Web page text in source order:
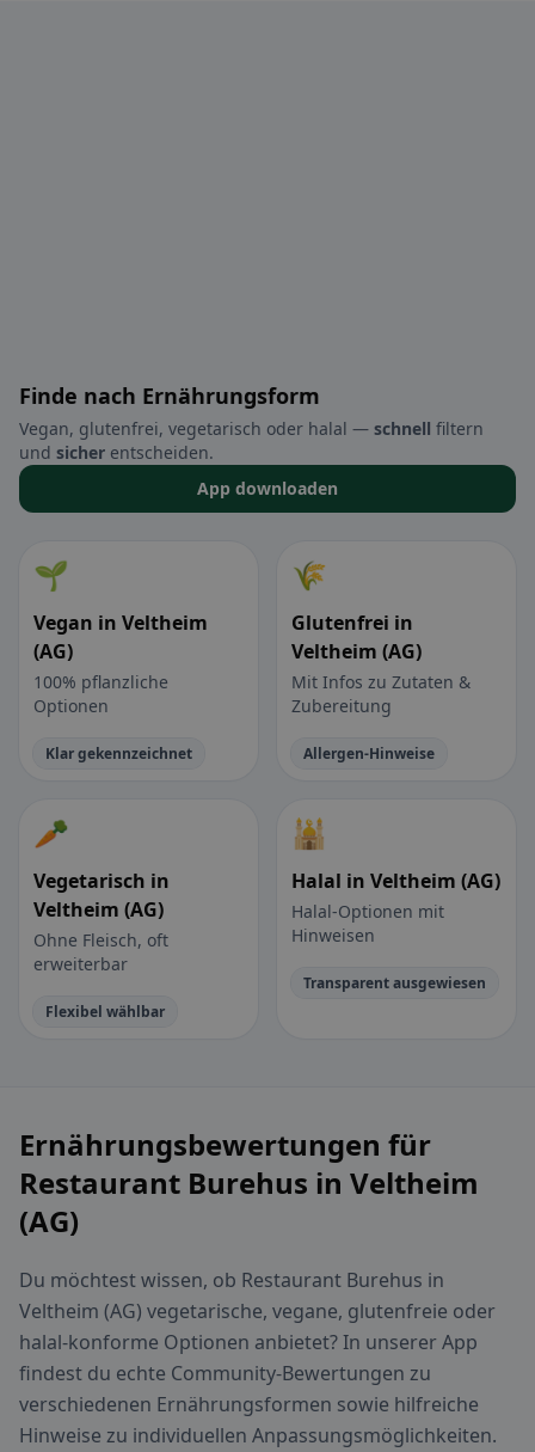
Finde nach Ernährungsform
Vegan, glutenfrei, vegetarisch oder halal — schnell filtern
und sicher entscheiden.
App downloaden
🌱
Vegan in Veltheim
(AG)
100% pflanzliche
Optionen
Klar gekennzeichnet
🌾
Glutenfrei in
Veltheim (AG)
Mit Infos zu Zutaten &
Zubereitung
Allergen-Hinweise
🥕
Vegetarisch in
Veltheim (AG)
Ohne Fleisch, oft
erweiterbar
Flexibel wählbar
🕌
Halal in Veltheim (AG)
Halal-Optionen mit
Hinweisen
Transparent ausgewiesen
Ernährungsbewertungen für
Restaurant Burehus in Veltheim
(AG)
Du möchtest wissen, ob Restaurant Burehus in
Veltheim (AG) vegetarische, vegane, glutenfreie oder
halal-konforme Optionen anbietet? In unserer App
findest du echte Community-Bewertungen zu
verschiedenen Ernährungsformen sowie hilfreiche
Hinweise zu individuellen Anpassungsmöglichkeiten.